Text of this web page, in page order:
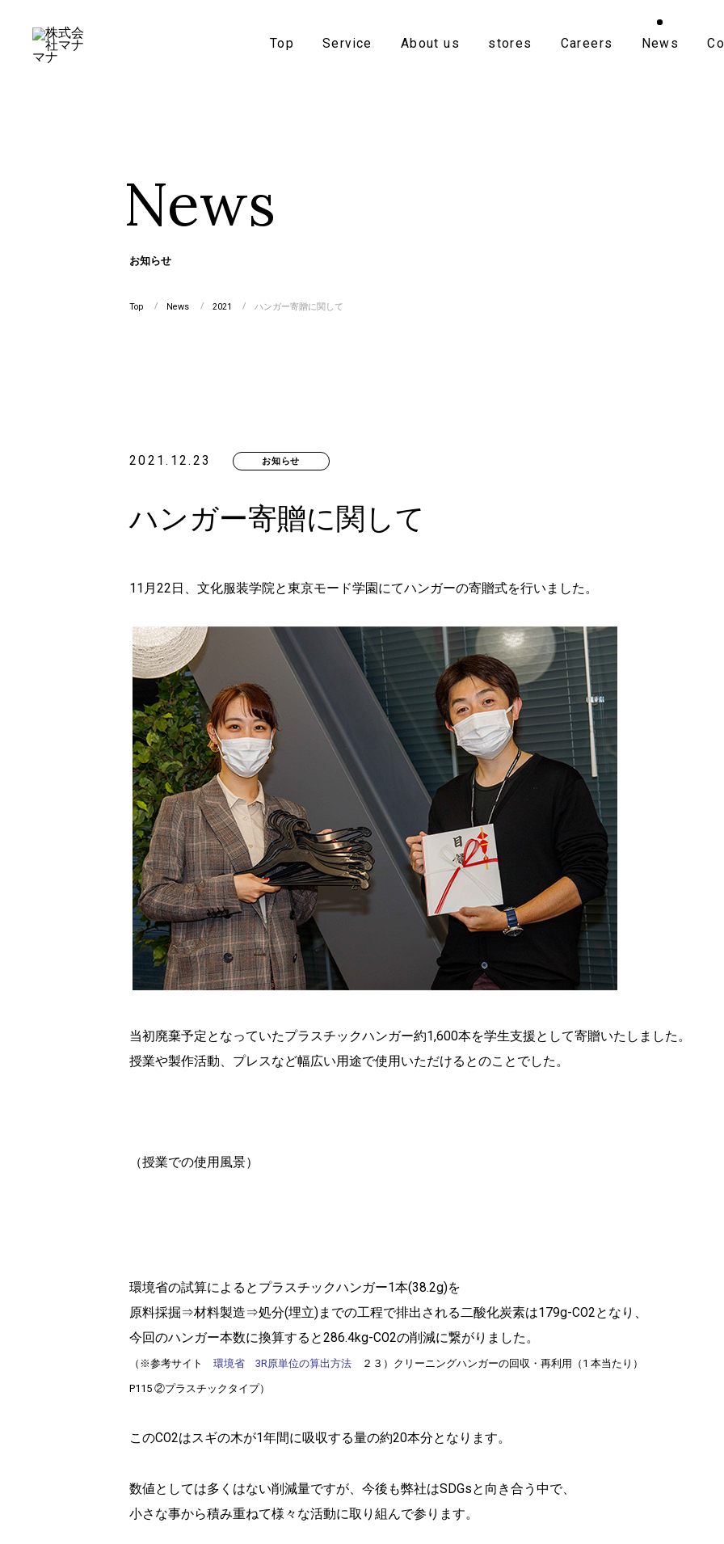
Top Service About us stores Careers News
News
お知らせ
Top News 2021 ハンガー寄贈に関して
2021.12.23 お知らせ
ハンガー寄贈に関して
11月22日、文化服装学院と東京モード学園にてハンガーの寄贈式を行いました。
当初廃棄予定となっていたプラスチックハンガー約1,600本を学生支援として寄贈いたしました。
授業や製作活動、プレスなど幅広い用途で使用いただけるとのことでした。
（授業での使用風景）
環境省の試算によるとプラスチックハンガー1本(38.2g)を
原料採掘⇒材料製造⇒処分(埋立)までの工程で排出される二酸化炭素は179g-CO2となり、
今回のハンガー本数に換算すると286.4kg-CO2の削減に繋がりました。
（※参考サイト 環境省 3R原単位の算出方法 ２３）クリーニングハンガーの回収・再利用（1 本当たり）
P115 ②プラスチックタイプ）
このCO2はスギの木が1年間に吸収する量の約20本分となります。
数値としては多くはない削減量ですが、今後も弊社はSDGsと向き合う中で、
小さな事から積み重ねて様々な活動に取り組んで参ります。